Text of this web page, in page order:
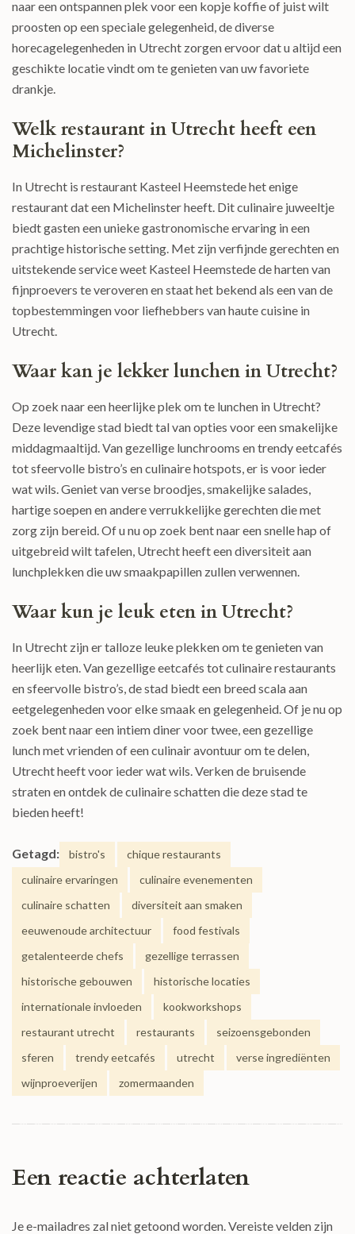
naar een ontspannen plek voor een kopje koffie of juist wilt
proosten op een speciale gelegenheid, de diverse
horecagelegenheden in Utrecht zorgen ervoor dat u altijd een
geschikte locatie vindt om te genieten van uw favoriete
drankje.
Welk restaurant in Utrecht heeft een
Michelinster?
In Utrecht is restaurant Kasteel Heemstede het enige
restaurant dat een Michelinster heeft. Dit culinaire juweeltje
biedt gasten een unieke gastronomische ervaring in een
prachtige historische setting. Met zijn verfijnde gerechten en
uitstekende service weet Kasteel Heemstede de harten van
fijnproevers te veroveren en staat het bekend als een van de
topbestemmingen voor liefhebbers van haute cuisine in
Utrecht.
Waar kan je lekker lunchen in Utrecht?
Op zoek naar een heerlijke plek om te lunchen in Utrecht?
Deze levendige stad biedt tal van opties voor een smakelijke
middagmaaltijd. Van gezellige lunchrooms en trendy eetcafés
tot sfeervolle bistro’s en culinaire hotspots, er is voor ieder
wat wils. Geniet van verse broodjes, smakelijke salades,
hartige soepen en andere verrukkelijke gerechten die met
zorg zijn bereid. Of u nu op zoek bent naar een snelle hap of
uitgebreid wilt tafelen, Utrecht heeft een diversiteit aan
lunchplekken die uw smaakpapillen zullen verwennen.
Waar kun je leuk eten in Utrecht?
In Utrecht zijn er talloze leuke plekken om te genieten van
heerlijk eten. Van gezellige eetcafés tot culinaire restaurants
en sfeervolle bistro’s, de stad biedt een breed scala aan
eetgelegenheden voor elke smaak en gelegenheid. Of je nu op
zoek bent naar een intiem diner voor twee, een gezellige
lunch met vrienden of een culinair avontuur om te delen,
Utrecht heeft voor ieder wat wils. Verken de bruisende
straten en ontdek de culinaire schatten die deze stad te
bieden heeft!
Getagd: bistro's
chique restaurants
culinaire ervaringen
culinaire evenementen
culinaire schatten
diversiteit aan smaken
eeuwenoude architectuur
food festivals
getalenteerde chefs
gezellige terrassen
historische gebouwen
historische locaties
internationale invloeden
kookworkshops
restaurant utrecht
restaurants
seizoensgebonden
sferen
trendy eetcafés utrecht
verse ingrediënten
wijnproeverijen
zomermaanden
Een reactie achterlaten
Je e-mailadres zal niet getoond worden.Vereiste velden zijn